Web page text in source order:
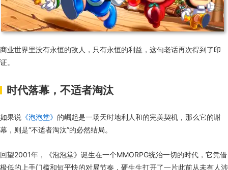
商业世界里没有永恒的敌人，只有永恒的利益，这句老话再次得到了印
证。
时代落幕，不适者淘汰
如果说 《泡泡堂》 的崛起是一场天时地利人和的完美契机，那么它的谢
幕，则是“不适者淘汰”的必然结局。
回望2001年，《泡泡堂》诞生在一个MMORPG统治一切的时代，它凭借
极低的上手门槛和短平快的对局节奏，硬生生打开了一片此前从未有人涉